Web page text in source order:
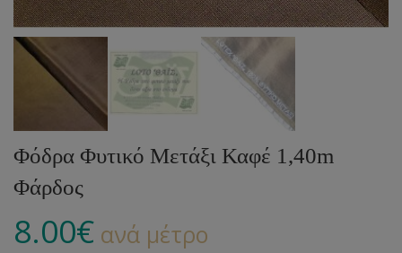
Φόδρα Φυτικό Μετάξι Καφέ 1,40m
Φάρδος
8.00€ ανά μέτρο